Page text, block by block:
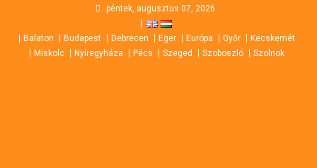
content
péntek, augusztus 07, 2026
Balaton Budapest Debrecen Eger Európa Győr
Kecskemét
Miskolc
Nyíregyháza Pécs Szeged Szoboszló Szolnok